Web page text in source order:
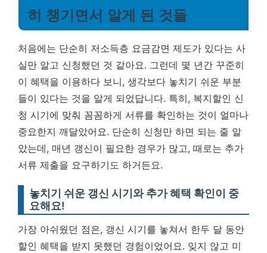
히 챙기면서 알게 된 것들
처음에는 단순히 저소득층 요금감면 제도가 있다는 사
실만 알고 신청했던 것 같아요. 그런데 몇 년간 꾸준히
이 혜택을 이용하다 보니, 생각보다 놓치기 쉬운 부분
들이 있다는 것을 알게 되었답니다. 특히, 복지할인 신
청 시기에 맞춰 꼼꼼하게 서류를 확인하는 것이 얼마나
중요한지 깨달았어요. 단순히 신청만 하면 되는 줄 알
았는데, 매년 갱신이 필요한 경우가 많고, 때로는 추가
서류 제출을 요구하기도 하거든요.
놓치기 쉬운 갱신 시기와 추가 혜택 확인이 중
요해요!
가장 아쉬웠던 점은, 갱신 시기를 놓쳐서 한두 달 동안
할인 혜택을 받지 못했던 경험이었어요. 잊지 않고 미